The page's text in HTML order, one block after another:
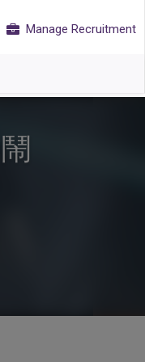
Manage Recruitment